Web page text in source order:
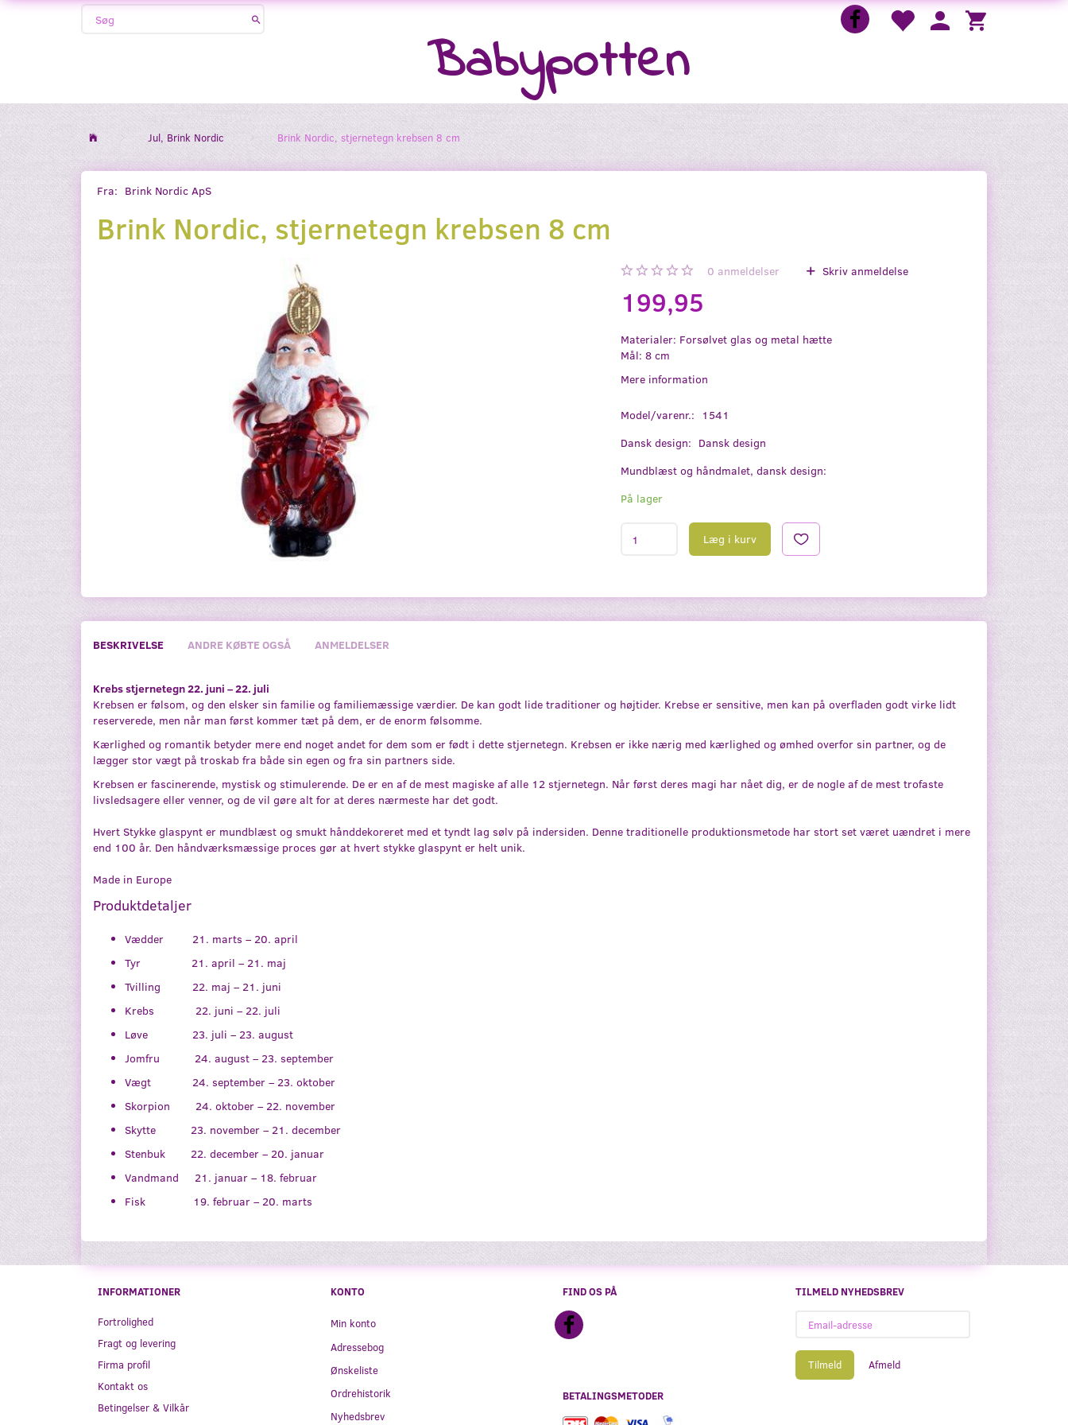
Babypotten
Jul, Brink Nordic Brink Nordic, stjernetegn krebsen 8 cm
Fra: Brink Nordic ApS
Brink Nordic, stjernetegn krebsen 8 cm
0 anmeldelser Skriv anmeldelse
199,95
Materialer: Forsølvet glas og metal hætte
Mål: 8 cm
Mere information
Model/varenr.:
1541
Dansk design: Dansk design
Mundblæst og håndmalet, dansk design:
På lager
Læg i kurv
BESKRIVELSE ANDRE KØBTE OGSÅ ANMELDELSER
Krebs stjernetegn 22. juni – 22. juli
Krebsen er følsom, og den elsker sin familie og familiemæssige værdier. De kan godt lide traditioner og højtider. Krebse er sensitive, men kan på overfladen godt virke lidt
reserverede, men når man først kommer tæt på dem, er de enorm følsomme.
Kærlighed og romantik betyder mere end noget andet for dem som er født i dette stjernetegn. Krebsen er ikke nærig med kærlighed og ømhed overfor sin partner, og de
lægger stor vægt på troskab fra både sin egen og fra sin partners side.
Krebsen er fascinerende, mystisk og stimulerende. De er en af de mest magiske af alle 12 stjernetegn. Når først deres magi har nået dig, er de nogle af de mest trofaste
livsledsagere eller venner, og de vil gøre alt for at deres nærmeste har det godt.
Hvert Stykke glaspynt er mundblæst og smukt hånddekoreret med et tyndt lag sølv på indersiden. Denne traditionelle produktionsmetode har stort set været uændret i mere
end 100 år. Den håndværksmæssige proces gør at hvert stykke glaspynt er helt unik.
Made in Europe
Produktdetaljer
Vædder 21. marts – 20. april
Tyr 21. april – 21. maj
Tvilling 22. maj – 21. juni
Krebs 22. juni – 22. juli
Løve 23. juli – 23. august
Jomfru 24. august – 23. september
Vægt 24. september – 23. oktober
Skorpion 24. oktober – 22. november
Skytte 23. november – 21. december
Stenbuk 22. december – 20. januar
Vandmand 21. januar – 18. februar
Fisk 19. februar – 20. marts
INFORMATIONER
Fortrolighed
Fragt og levering
Firma profil
Kontakt os
Betingelser & Vilkår
KONTO
Min konto
Adressebog
Ønskeliste
Ordrehistorik
Nyhedsbrev
FIND OS PÅ
BETALINGSMETODER
TILMELD NYHEDSBREV
adresse
Tilmeld Afmeld